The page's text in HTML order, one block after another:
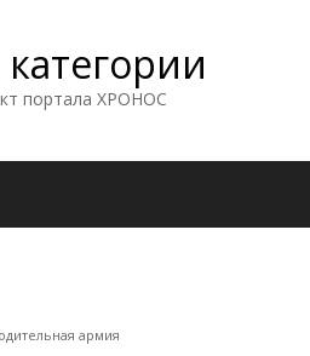
портала ХРОНОС
армия